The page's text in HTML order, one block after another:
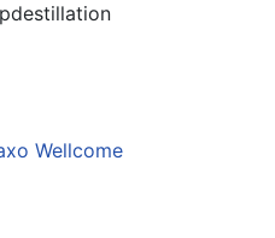
Wellcome